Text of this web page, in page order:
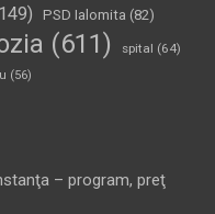
PSD Ialomita (82)
(611) spital (64)
(56)
– program, preţ